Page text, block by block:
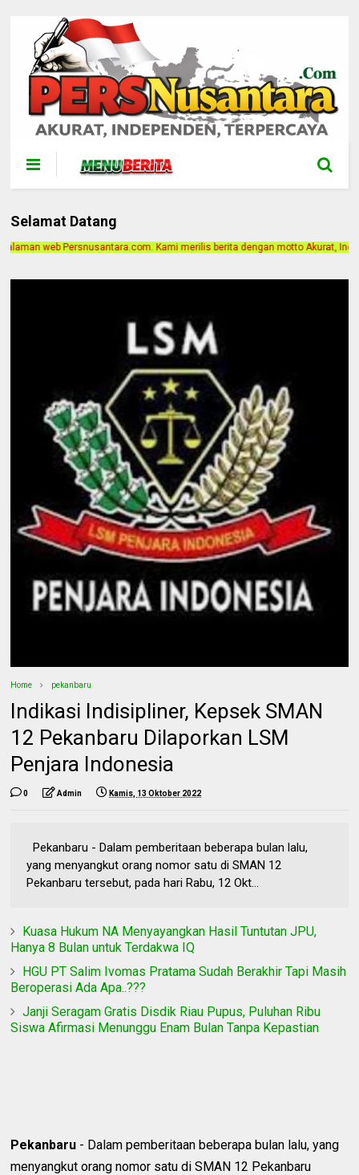
Selamat Datang
Kami merilis berita dengan motto Akurat, Independen, Terpercaya. Alamat
Home pekanbaru
Indikasi Indisipliner, Kepsek SMAN
12 Pekanbaru Dilaporkan LSM
Penjara Indonesia
0 Admin Kamis, 13 Oktober 2022
Pekanbaru - Dalam pemberitaan beberapa bulan lalu,
yang menyangkut orang nomor satu di SMAN 12
Pekanbaru tersebut, pada hari Rabu, 12 Okt...
Kuasa Hukum NA Menyayangkan Hasil Tuntutan JPU,
Hanya 8 Bulan untuk Terdakwa IQ
HGU PT Salim Ivomas Pratama Sudah Berakhir Tapi Masih
Beroperasi Ada Apa..???
Janji Seragam Gratis Disdik Riau Pupus, Puluhan Ribu
Siswa Afirmasi Menunggu Enam Bulan Tanpa Kepastian
Pekanbaru - Dalam pemberitaan beberapa bulan lalu, yang
menyangkut orang nomor satu di SMAN 12 Pekanbaru